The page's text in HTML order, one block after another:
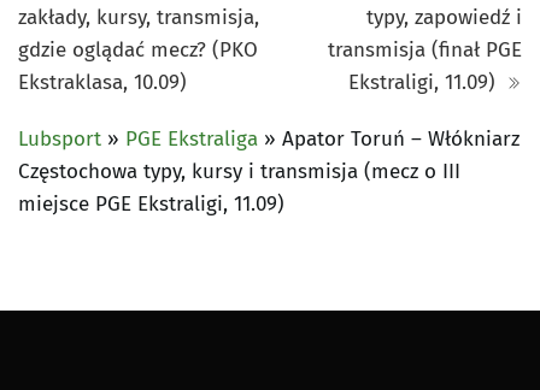
zakłady, kursy, transmisja,
gdzie oglądać mecz? (PKO
Ekstraklasa, 10.09)
typy, zapowiedź i
transmisja (finał PGE
Ekstraligi, 11.09)
Lubsport » PGE Ekstraliga » Apator Toruń – Włókniarz
Częstochowa typy, kursy i transmisja (mecz o III
miejsce PGE Ekstraligi, 11.09)